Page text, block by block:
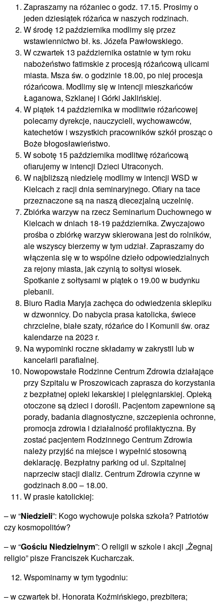
Zapraszamy na różaniec o godz. 17.15. Prosimy o
jeden dziesiątek różańca w naszych rodzinach.
W środę 12 października modlimy się przez
wstawiennictwo bł. ks. Józefa Pawłowskiego.
W czwartek 13 października ostatnie w tym roku
nabożeństwo fatimskie z procesją różańcową ulicami
miasta. Msza św. o godzinie 18.00, po niej procesja
różańcowa. Modlimy się w intencji mieszkańców
Łaganowa, Szklanej i Górki Jaklińskiej.
W piątek 14 października w modlitwie różańcowej
polecamy dyrekcje, nauczycieli, wychowawców,
katechetów i wszystkich pracowników szkół prosząc o
Boże błogosławieństwo.
W sobotę 15 października modlitwę różańcową
ofiarujemy w intencji Dzieci Utraconych.
W najbliższą niedzielę modlimy w intencji WSD w
Kielcach z racji dnia seminaryjnego. Ofiary na tace
przeznaczone są na naszą diecezjalną uczelnię.
Zbiórka warzyw na rzecz Seminarium Duchownego w
Kielcach w dniach 18-19 października. Zwyczajowo
prośba o zbiórkę warzyw skierowana jest do rolników,
ale wszyscy bierzemy w tym udział. Zapraszamy do
włączenia się w to wspólne dzieło odpowiedzialnych
za rejony miasta, jak czynią to sołtysi wiosek.
Spotkanie z sołtysami w piątek o 19.00 w budynku
plebanii.
Biuro Radia Maryja zachęca do odwiedzenia sklepiku
w dzwonnicy. Do nabycia prasa katolicka, świece
chrzcielne, białe szaty, różańce do I Komunii św. oraz
kalendarze na 2023 r.
Na wypominki roczne składamy w zakrystii lub w
kancelarii parafialnej.
Nowopowstałe Rodzinne Centrum Zdrowia działające
przy Szpitalu w Proszowicach zaprasza do korzystania
z bezpłatnej opieki lekarskiej i pielęgniarskiej. Opieką
otoczone są dzieci i dorośli. Pacjentom zapewnione są
porady, badania diagnostyczne, szczepienia ochronne,
promocja zdrowia i działalność profilaktyczna. By
zostać pacjentem Rodzinnego Centrum Zdrowia
należy przyjść na miejsce i wypełnić stosowną
deklarację. Bezpłatny parking od ul. Szpitalnej
naprzeciw stacji dializ. Centrum Zdrowia czynne w
godzinach 8.00 – 18.00.
W prasie katolickiej:
– w “Niedzieli”: Kogo wychowuje polska szkoła? Patriotów
czy kosmopolitów?
– w “Gościu Niedzielnym”: O religii w szkole i akcji „Żegnaj
religio” pisze Franciszek Kucharczak.
Wspominamy w tym tygodniu:
– w czwartek bł. Honorata Koźmińskiego, prezbitera;